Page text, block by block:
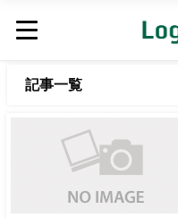
記事一覧